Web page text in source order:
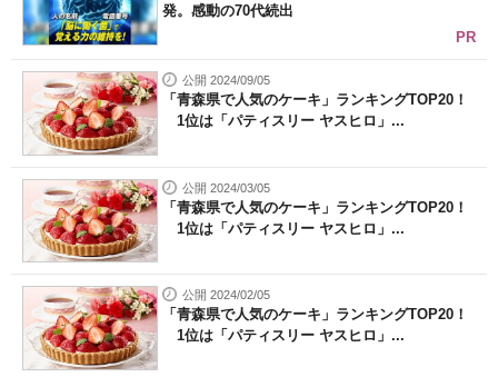
発。感動の70代続出
PR
公開 2024/09/05
「青森県で人気のケーキ」ランキングTOP20！
1位は「パティスリー ヤスヒロ」...
公開 2024/03/05
「青森県で人気のケーキ」ランキングTOP20！
1位は「パティスリー ヤスヒロ」...
公開 2024/02/05
「青森県で人気のケーキ」ランキングTOP20！
1位は「パティスリー ヤスヒロ」...